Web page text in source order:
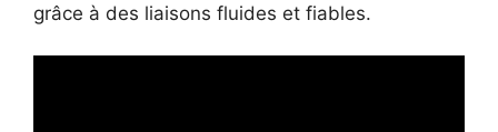
grâce à des liaisons fluides et fiables.